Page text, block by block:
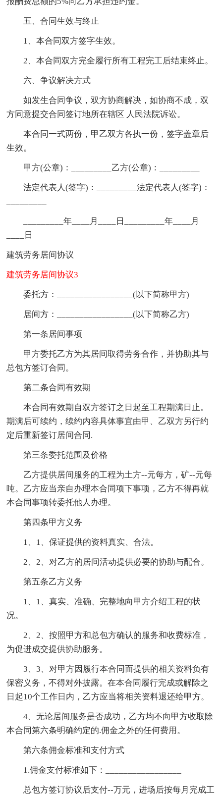
五、合同生效与终止
1、本合同双方签字生效。
2、本合同双方完全履行所有工程完工后结束终止。
六、争议解决方式
如发生合同争议，双方协商解决，如协商不成，双
方同意提交合同签订地所在辖区 人民法院诉讼。
本合同一式两份，甲乙双方各执一份，签字盖章后
生效。
甲方(公章)：_________乙方(公章)：_________
法定代表人(签字)：_________法定代表人(签字)：
_________年____月____日_________年____月
____日
建筑劳务居间协议
建筑劳务居间协议3
委托方：_________________(以下简称甲方)
居间方：_________________(以下简称乙方)
第一条居间事项
甲方委托乙方为其居间取得劳务合作，并协助其与
总包方签订合同。
第二条合同有效期
本合同有效期自双方签订之日起至工程期满日止。
期满后可续约，续约内容具体事宜由甲、乙双方另行约
定后重新签订居间合同.
第三条委托范围及价格
乙方提供居间服务的工程为土方--元每方，矿--元每
吨。乙方应当亲自办理本合同项下事项，乙方不得再就
本合同事项转委托他人办理。
第四条甲方义务
1、1、保证提供的资料真实、合法。
2、2、对乙方的居间活动提供必要的协助与配合。
第五条乙方义务
1、1、真实、准确、完整地向甲方介绍工程的状
况。
2、2、按照甲方和总包方确认的服务和收费标准，
为促进成交提供协助服务。
3、3、对甲方因履行本合同而提供的相关资料负有
保密义务，不得对外披露。在本合同履行完成或解除之
日起10个工作日内，乙方应当将相关资料退还给甲方。
4、无论居间服务是否成功，乙方均不向甲方收取除
本合同第六条明确约定的.佣金之外的任何费用。
第六条佣金标准和支付方式
1.佣金支付标准如下：_________________
总包方签订协议后支付--万元，进场后按每月完成工